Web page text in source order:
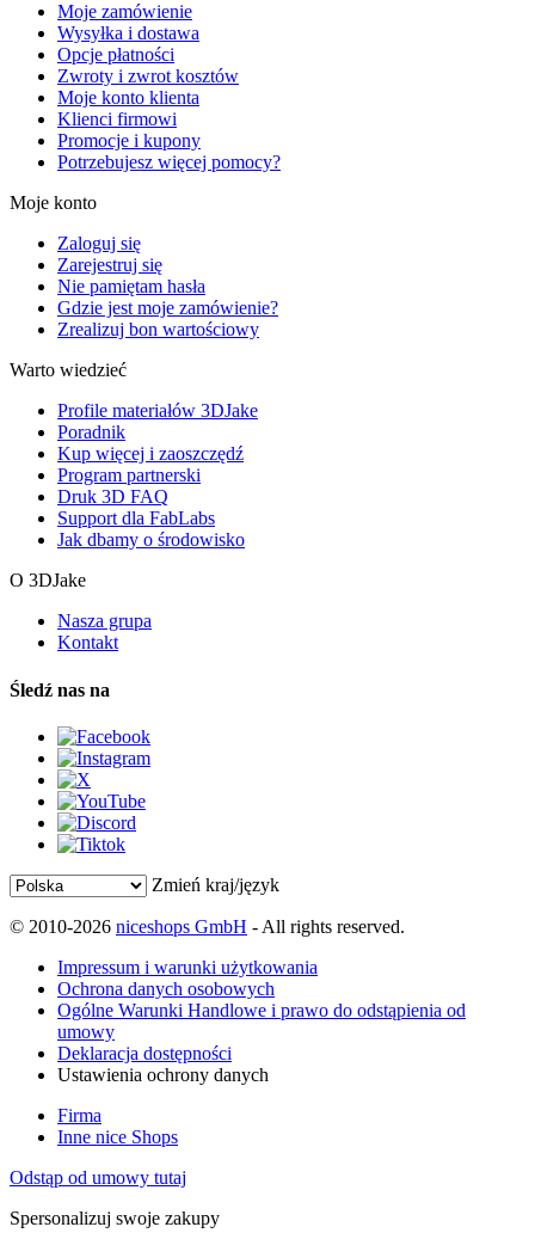
Moje zamówienie
Wysyłka i dostawa
Opcje płatności
Zwroty i zwrot kosztów
Moje konto klienta
Klienci firmowi
Promocje i kupony
Potrzebujesz więcej pomocy?
Moje konto
Zaloguj się
Zarejestruj się
Nie pamiętam hasła
Gdzie jest moje zamówienie?
Zrealizuj bon wartościowy
Warto wiedzieć
Profile materiałów 3DJake
Poradnik
Kup więcej i zaoszczędź
Program partnerski
Druk 3D FAQ
Support dla FabLabs
Jak dbamy o środowisko
O 3DJake
Nasza grupa
Kontakt
Śledź nas na
Zmień kraj/język
© 2010-2026 niceshops GmbH - All rights reserved.
Impressum i warunki użytkowania
Ochrona danych osobowych
Ogólne Warunki Handlowe i prawo do odstąpienia od
umowy
Deklaracja dostępności
Ustawienia ochrony danych
Firma
Inne nice Shops
Odstąp od umowy tutaj
Spersonalizuj swoje zakupy